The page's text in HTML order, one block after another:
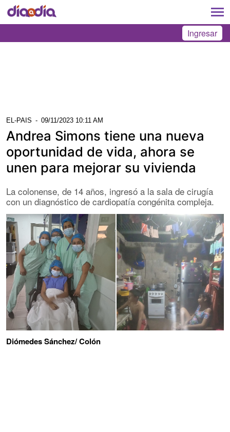
Ingresar
EL-PAIS - 09/11/2023 10:11 AM
Andrea Simons tiene una nueva
oportunidad de vida, ahora se
unen para mejorar su vivienda
La colonense, de 14 años, ingresó a la sala de cirugía
con un diagnóstico de cardiopatía congénita compleja.
Diómedes Sánchez/ Colón